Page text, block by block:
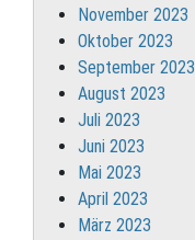
November 2023
Oktober 2023
September 2023
August 2023
Juli 2023
Juni 2023
Mai 2023
April 2023
März 2023